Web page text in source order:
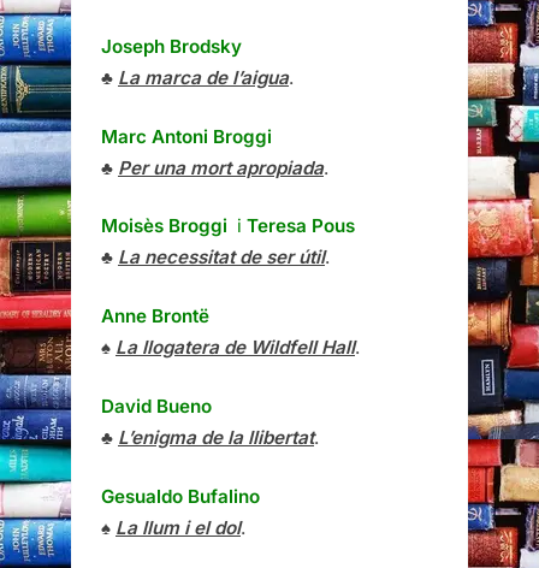
Joseph Brodsky
♣ La marca de l’aigua.
Marc Antoni Broggi
♣ Per una mort apropiada.
Moisès Broggi i Teresa Pous
♣ La necessitat de ser útil.
Anne Brontë
♠ La llogatera de Wildfell Hall.
David Bueno
♣ L’enigma de la llibertat.
Gesualdo Bufalino
♠ La llum i el dol.